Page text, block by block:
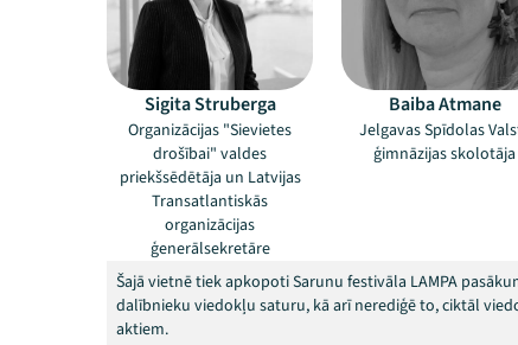
Sigita Struberga
Organizācijas "Sievietes
drošībai" valdes
priekšsēdētāja un Latvijas
Transatlantiskās
organizācijas
ģenerālsekretāre
Baiba Atmane
Jelgavas Spīdolas
ģimnāzijas skolotāja
Šajā vietnē tiek apkopoti Sarunu festivāla LAMPA
dalībnieku viedokļu saturu, kā arī nerediģē to, ciktāl
aktiem.